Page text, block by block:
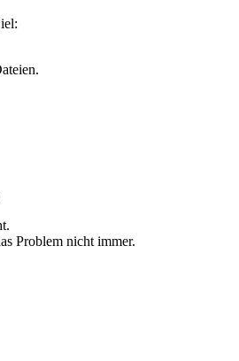
Problem nicht immer.